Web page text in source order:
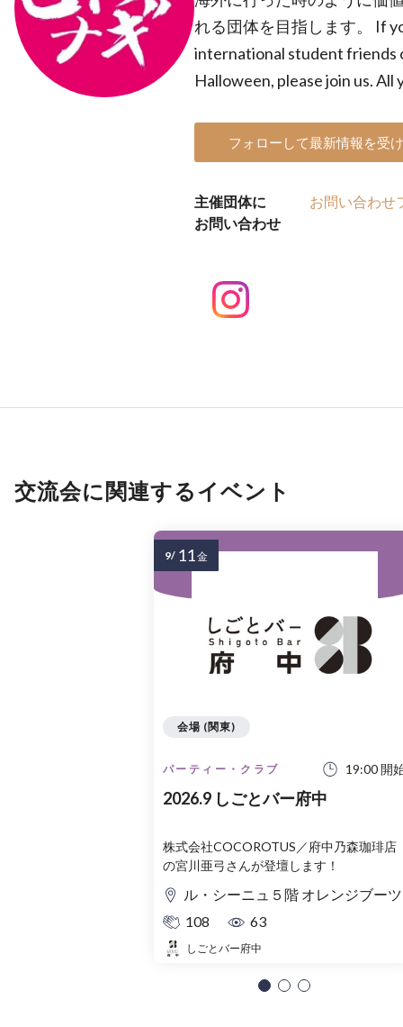
れる団体を目指します。 If
international student friends
Halloween, please join us. All
フォローして最新情報を受
主催団体に
お問い合わせ
お問い合わせ
交流会に関連するイベント
パーティー・クラブ 19:00 開
2026.9 しごとバー府中
株式会社COCOROTUS／府中乃森珈琲店
の宮川亜弓さんが登壇します！
ル・シーニュ５階 オレンジブーツ
108
63
しごとバー府中
会場 (関東)
9/ 11金